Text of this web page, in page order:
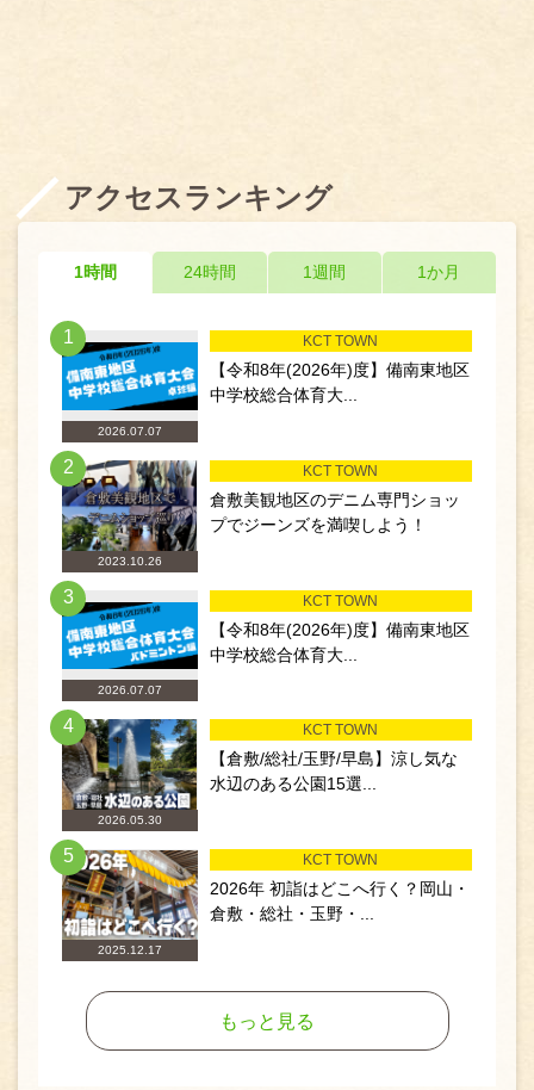
アクセスランキング
1時間 24時間 1週間 1か月
1
2026.07.07
KCT TOWN
【令和8年(2026年)度】備南東地区
中学校総合体育大...
2
2023.10.26
KCT TOWN
倉敷美観地区のデニム専門ショッ
プでジーンズを満喫しよう！
3
2026.07.07
KCT TOWN
【令和8年(2026年)度】備南東地区
中学校総合体育大...
4
2026.05.30
KCT TOWN
【倉敷/総社/玉野/早島】涼し気な
水辺のある公園15選...
5
2025.12.17
KCT TOWN
2026年 初詣はどこへ行く？岡山・
倉敷・総社・玉野・...
もっと見る